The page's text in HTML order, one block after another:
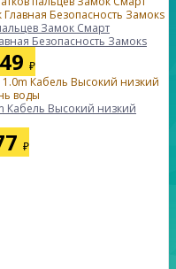
Замок Смарт
Безопасность Замокs
₽
Кабель Высокий низкий
₽